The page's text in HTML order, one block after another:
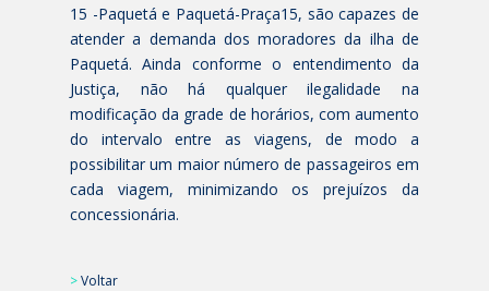
15 -Paquetá e Paquetá-Praça15, são capazes de
atender a demanda dos moradores da ilha de
Paquetá. Ainda conforme o entendimento da
Justiça, não há qualquer ilegalidade na
modificação da grade de horários, com aumento
do intervalo entre as viagens, de modo a
possibilitar um maior número de passageiros em
cada viagem, minimizando os prejuízos da
concessionária.
>Voltar